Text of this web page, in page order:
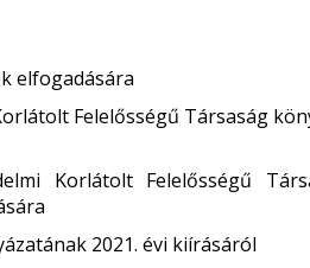
elfogadására
Felelősségű Társaság
Korlátolt Felelősségű
2021. évi kiírásáról